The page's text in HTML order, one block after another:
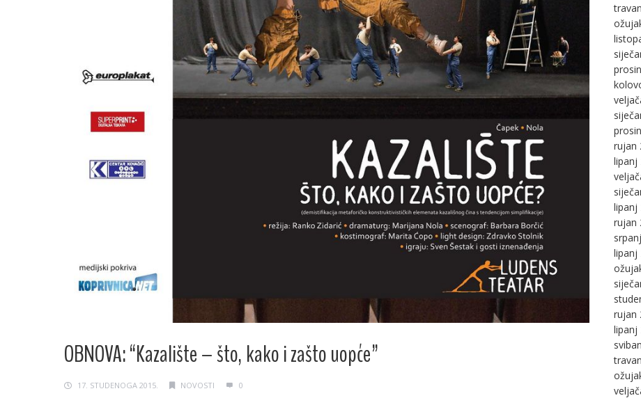
OBNOVA: “Kazalište – što, kako i zašto uopće”
17. STUDENOGA 2015. NOVOSTI 0
rujan
lipanj
lipanj
rujan
lipanj
rujan
lipanj